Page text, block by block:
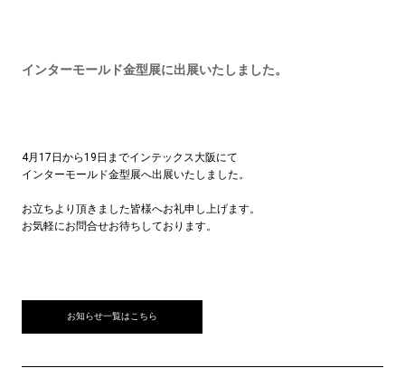
インターモールド金型展に出展いたしました。
4月17日から19日までインテックス大阪にて
インターモールド金型展へ出展いたしました。
お立ちより頂きました皆様へお礼申し上げます。
お気軽にお問合せお待ちしております。
お知らせ一覧はこちら